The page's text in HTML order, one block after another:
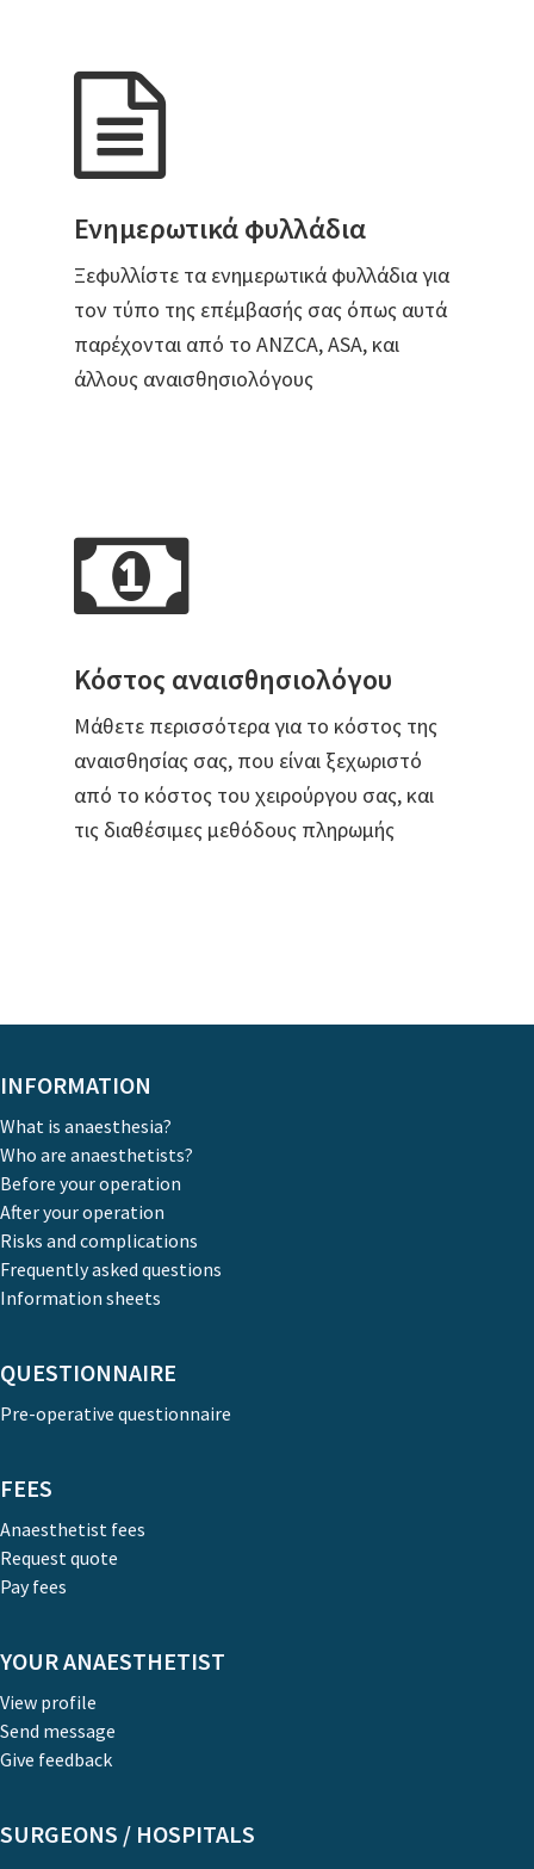
Ενημερωτικά φυλλάδια
Ξεφυλλίστε τα ενημερωτικά φυλλάδια για
τον τύπο της επέμβασής σας όπως αυτά
παρέχονται από το ANZCA, ASA, και
άλλους αναισθησιολόγους
Κόστος αναισθησιολόγου
Μάθετε περισσότερα για το κόστος της
αναισθησίας σας, που είναι ξεχωριστό
από το κόστος του χειρούργου σας, και
τις διαθέσιμες μεθόδους πληρωμής
INFORMATION
What is anaesthesia?
Who are anaesthetists?
Before your operation
After your operation
Risks and complications
Frequently asked questions
Information sheets
QUESTIONNAIRE
Pre-operative questionnaire
FEES
Anaesthetist fees
Request quote
Pay fees
YOUR ANAESTHETIST
View profile
Send message
Give feedback
SURGEONS / HOSPITALS